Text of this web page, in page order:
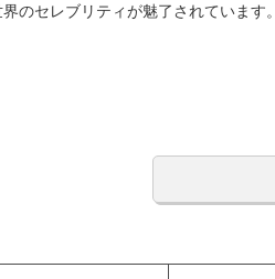
のセレブリティが魅了されています。